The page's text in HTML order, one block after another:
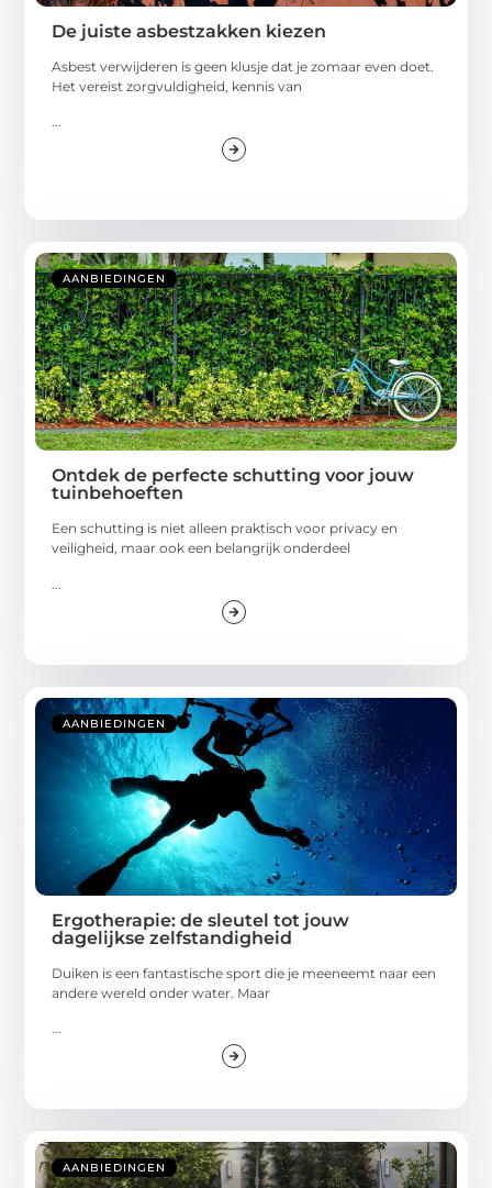
De juiste asbestzakken kiezen
Asbest verwijderen is geen klusje dat je zomaar even doet.
Het vereist zorgvuldigheid, kennis van
...
AANBIEDINGEN
Ontdek de perfecte schutting voor jouw
tuinbehoeften
Een schutting is niet alleen praktisch voor privacy en
veiligheid, maar ook een belangrijk onderdeel
AANBIEDINGEN
Ergotherapie: de sleutel tot jouw
dagelijkse zelfstandigheid
Duiken is een fantastische sport die je meeneemt naar een
andere wereld onder water. Maar
AANBIEDINGEN